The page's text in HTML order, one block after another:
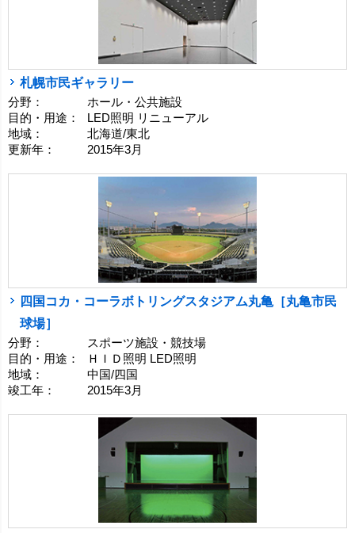
札幌市民ギャラリー
分野：
ホール・公共施設
目的・用途：
LED照明 リニューアル
地域：
北海道/東北
更新年：
2015年3月
四国コカ・コーラボトリングスタジアム丸亀［丸亀市民
球場］
分野：
スポーツ施設・競技場
目的・用途：
ＨＩＤ照明 LED照明
地域：
中国/四国
竣工年：
2015年3月